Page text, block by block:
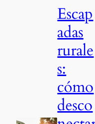
Escap
adas
rurale
s:
cómo
desco